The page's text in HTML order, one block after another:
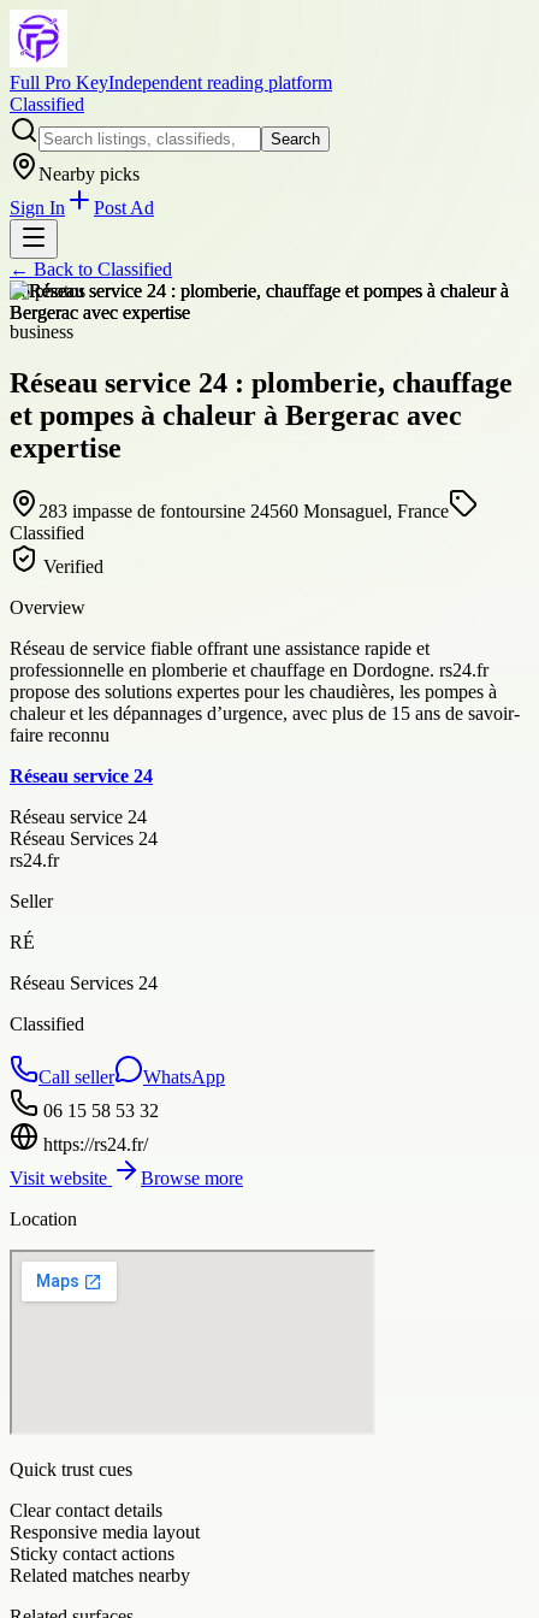
Full Pro KeyIndependent reading platform
Classified
Search
Nearby picks
Sign In
Post Ad
← Back to Classified
+6photos
business
Réseau service 24 : plomberie, chauffage
et pompes à chaleur à Bergerac avec
expertise
283 impasse de fontoursine 24560 Monsaguel, France
Classified
Verified
Overview
Réseau de service fiable offrant une assistance rapide et
professionnelle en plomberie et chauffage en Dordogne. rs24.fr
propose des solutions expertes pour les chaudières, les pompes à
chaleur et les dépannages d’urgence, avec plus de 15 ans de savoir-
faire reconnu
Réseau service 24
Réseau service 24
Réseau Services 24
rs24.fr
Seller
RÉ
Réseau Services 24
Classified
Call seller
WhatsApp
06 15 58 53 32
https://rs24.fr/
Visit website
Browse more
Location
Quick trust cues
Clear contact details
Responsive media layout
Sticky contact actions
Related matches nearby